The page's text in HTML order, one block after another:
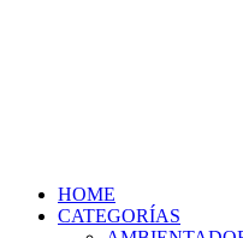
HOME
CATEGORÍAS